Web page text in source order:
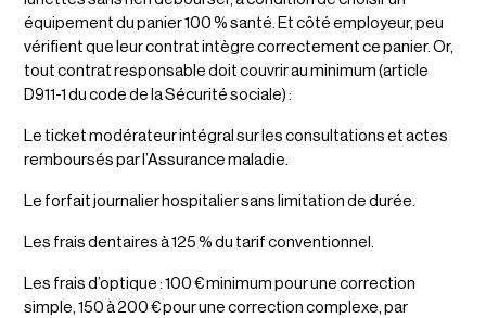
équipement du panier 100 % santé. Et côté employeur, peu
vérifient que leur contrat intègre correctement ce panier. Or,
tout contrat responsable doit couvrir au minimum (article
D911-1 du code de la Sécurité sociale) :
Le ticket modérateur intégral sur les consultations et actes
remboursés par l’Assurance maladie.
Le forfait journalier hospitalier sans limitation de durée.
Les frais dentaires à 125 % du tarif conventionnel.
Les frais d’optique : 100 € minimum pour une correction
simple, 150 à 200 € pour une correction complexe, par